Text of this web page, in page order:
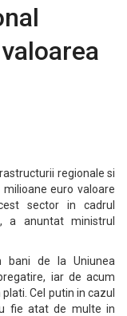
regionale si
euro valoare
sector in cadrul
a anuntat ministrul
bani de la Uniunea
iar de acum
Cel putin in cazul
fie atat de multe in